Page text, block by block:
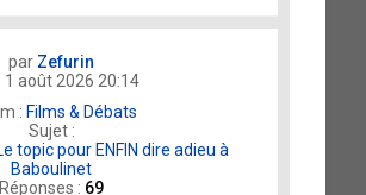
par Zefurin
1 août 2026 20:14
: Films & Débats
Sujet :
topic pour ENFIN dire adieu à
Baboulinet
Réponses : 69